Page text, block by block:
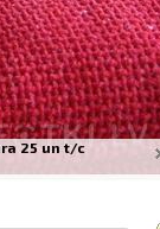
tiešsaistē
jūsu foto
klātienē
25 un t/c